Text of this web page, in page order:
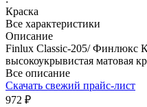
Краска
Все характеристики
Описание
Finlux Classic-205/ Финлюкс
высокоукрывистая матовая
Все описание
Скачать свежий прайс-лист
972 ₽